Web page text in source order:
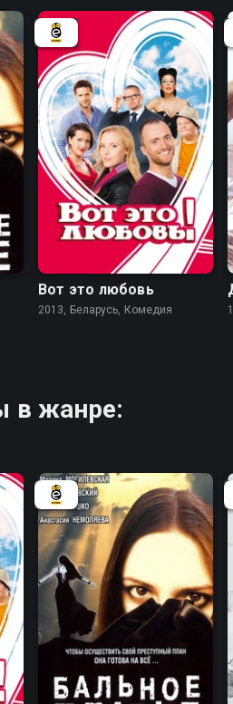
7.0
Вот это любовь
2013, Беларусь, Комедия
в жанре: